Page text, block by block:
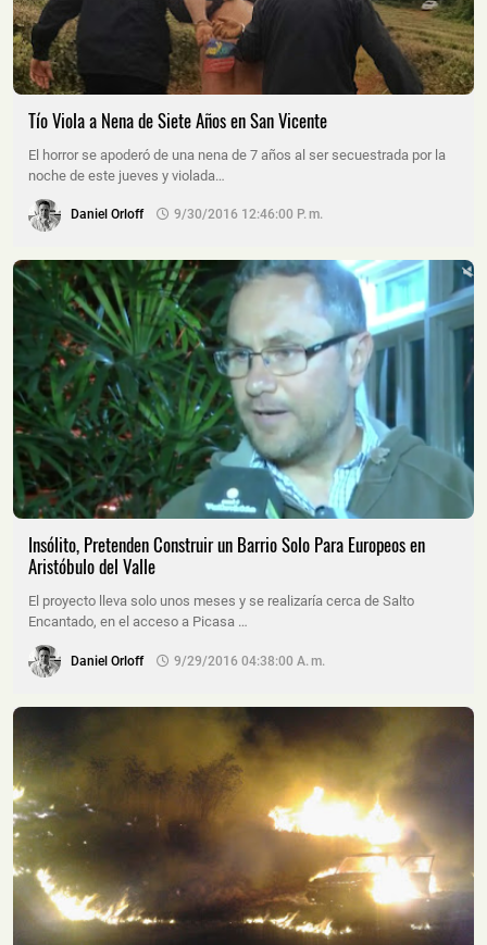
Tío Viola a Nena de Siete Años en San Vicente
El horror se apoderó de una nena de 7 años al ser secuestrada por la
noche de este jueves y violada…
Daniel Orloff 9/30/2016 12:46:00 P. M.
Insólito, Pretenden Construir un Barrio Solo Para Europeos en
Aristóbulo del Valle
El proyecto lleva solo unos meses y se realizaría cerca de Salto
Encantado, en el acceso a Picasa …
Daniel Orloff 9/29/2016 04:38:00 A. M.